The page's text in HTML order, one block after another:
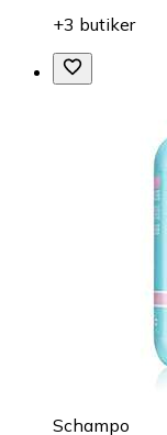
+3 butiker
Schampo